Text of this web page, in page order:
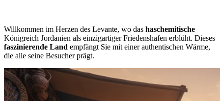
Willkommen im Herzen des Levante, wo das haschemitische
Königreich Jordanien als einzigartiger Friedenshafen erblüht. Dieses
faszinierende Land empfängt Sie mit einer authentischen Wärme,
die alle seine Besucher prägt.